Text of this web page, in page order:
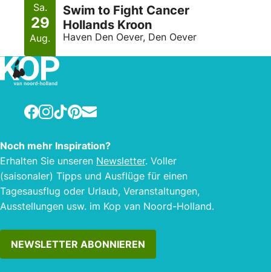
Sa.
29
Aug.
Swim to Fight Cancer
Hollands Kroon
Haven Den Oever, Den Oever
Facebook
Instagram
TikTokPinterest
E-mail
Noch mehr Inspiration?
Erhalten Sie unseren Newsletter. Voller
(saisonaler) Tipps und Ausflüge für einen
Tagesausflug oder Urlaub, Veranstaltungen,
Ausstellungen usw. im Kop van Noord-Holland.
NEWSLETTER ABONNIEREN